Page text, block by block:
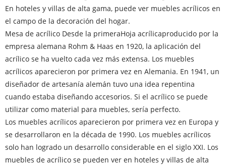
En hoteles y villas de alta gama, puede ver muebles acrílicos en
el campo de la decoración del hogar.
Mesa de acrílico Desde la primeraHoja acrílicaproducido por la
empresa alemana Rohm & Haas en 1920, la aplicación del
acrílico se ha vuelto cada vez más extensa. Los muebles
acrílicos aparecieron por primera vez en Alemania. En 1941, un
diseñador de artesanía alemán tuvo una idea repentina
cuando estaba diseñando accesorios. Si el acrílico se puede
utilizar como material para muebles, sería perfecto.
Los muebles acrílicos aparecieron por primera vez en Europa y
se desarrollaron en la década de 1990. Los muebles acrílicos
solo han logrado un desarrollo considerable en el siglo XXI. Los
muebles de acrílico se pueden ver en hoteles y villas de alta